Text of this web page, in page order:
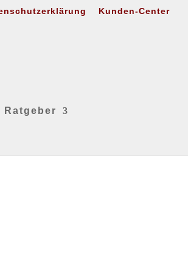
Kunden-Center
Ratgeber